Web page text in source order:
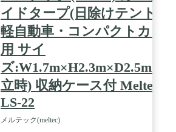
イドタープ(日除けテント)
軽自動車・コンパクトカー
用 サイ
ズ:W1.7m×H2.3m×D2.5m(組
立時) 収納ケース付 Meltec
LS-22
メルテック(meltec)